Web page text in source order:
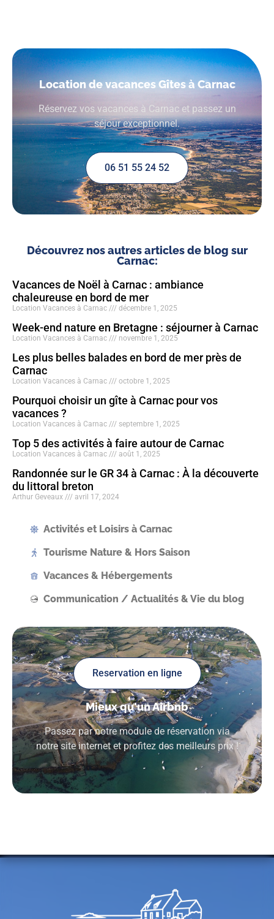
Location de vacances Gîtes à Carnac
Réservez vos vacances à Carnac et passez un
séjour exceptionnel.
06 51 55 24 52
Découvrez nos autres articles de blog sur
Carnac:
Vacances de Noël à Carnac : ambiance
chaleureuse en bord de mer
Location Vacances à Carnac décembre 1, 2025
Week-end nature en Bretagne : séjourner à Carnac
Location Vacances à Carnac novembre 1, 2025
Les plus belles balades en bord de mer près de
Carnac
Location Vacances à Carnac octobre 1, 2025
Pourquoi choisir un gîte à Carnac pour vos
vacances ?
Location Vacances à Carnac septembre 1, 2025
Top 5 des activités à faire autour de Carnac
Location Vacances à Carnac août 1, 2025
Randonnée sur le GR 34 à Carnac : À la découverte
du littoral breton
Arthur Geveaux avril 17, 2024
Activités et Loisirs à Carnac
Tourisme Nature & Hors Saison
Vacances & Hébergements
Communication / Actualités & Vie du blog
Reservation en ligne
Mieux qu'un Airbnb
Passez par notre module de réservation via
notre site internet et profitez des meilleurs prix !